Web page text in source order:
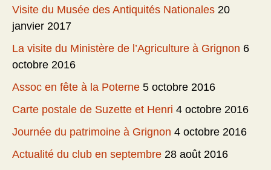
Visite du Musée des Antiquités Nationales 20
janvier 2017
La visite du Ministère de l’Agriculture à Grignon 6
octobre 2016
Assoc en fête à la Poterne 5 octobre 2016
Carte postale de Suzette et Henri 4 octobre 2016
Journée du patrimoine à Grignon 4 octobre 2016
Actualité du club en septembre 28 août 2016